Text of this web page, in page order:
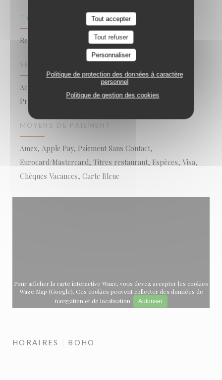
Tout accepter
Tout refuser
Personnaliser
Politique de protection des données à caractère
personnel
Politique de gestion des cookies
TYPE DE RESTAURANT
Restaurant Méditerranéen
SERVICES
Accès aux personnes à mobilité réduite, Terrasse,
Privatisation, Climatisation
MOYENS DE PAIEMENT
Amex, Apple Pay, Paiement Sans Contact,
Eurocard/Mastercard, Titres restaurant, Espèces, Visa,
Chèques Vacances, Carte Bleue
Pour afficher la carte interactive Waze, vous devez accepter les cookies
Waze Map (Google). Ces cookies peuvent collecter des données de
navigation et de localisation.
Autoriser
HORAIRES BOHO